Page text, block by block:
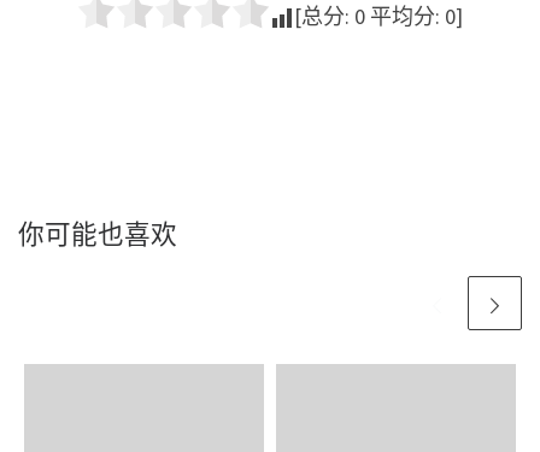
[总分: 0 平均分: 0]
你可能也喜欢